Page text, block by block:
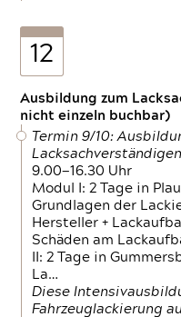
12
Ausbildung zum
nicht einzeln buchbar)
Termin 9/10:
Lacksachverständigen
9.00—16.30 Uhr
Modul I: 2 Tage in
Grundlagen der
Hersteller +
Schäden am
II: 2 Tage in
La…
Diese
Fahrzeuglackierung